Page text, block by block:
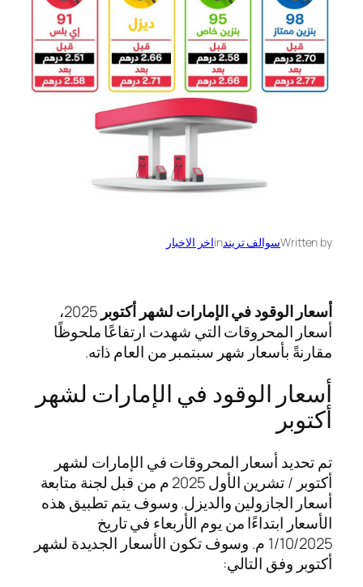
Written byسوالف تريندinاخر الاخبار
أسعار الوقود في الإمارات لشهر أكتوبر
2025،
أسعار المحروقات التي شهدت ارتفاعًا ملحوظًا
مقارنةً بأسعار شهر سبتمبر من العام ذاته.
أسعار الوقود في الإمارات لشهر
أكتوبر
تم تحديد أسعار المحروقات في الإمارات لشهر
أكتوبر / تشرين الأول 2025 م من قبل لجنة متابعة
أسعار الجازولين والديزل. وسوف يتم تطبيق هذه
الأسعار ابتداءًا من يوم الأربعاء في تاريخ
1/10/2025 م. وسوف تكون الأسعار الجديدة لشهر
أكتوبر وفق التالي: